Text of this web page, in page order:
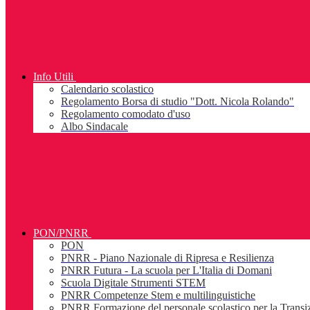
Info Utili
Calendario scolastico
Regolamento Borsa di studio "Dott. Nicola Rolando"
Regolamento comodato d'uso
Albo Sindacale
PON/PNRR
PON
PNRR - Piano Nazionale di Ripresa e Resilienza
PNRR Futura - La scuola per L'Italia di Domani
Scuola Digitale Strumenti STEM
PNRR Competenze Stem e multilinguistiche